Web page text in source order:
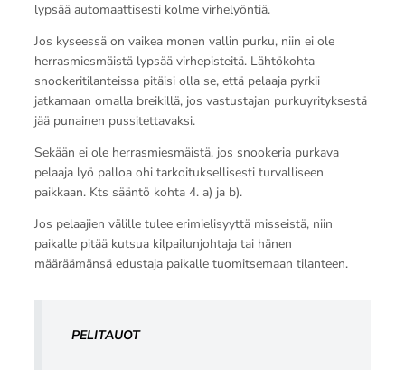
lypsää automaattisesti kolme virhelyöntiä.
Jos kyseessä on vaikea monen vallin purku, niin ei ole
herrasmiesmäistä lypsää virhepisteitä. Lähtökohta
snookeritilanteissa pitäisi olla se, että pelaaja pyrkii
jatkamaan omalla breikillä, jos vastustajan purkuyrityksestä
jää punainen pussitettavaksi.
Sekään ei ole herrasmiesmäistä, jos snookeria purkava
pelaaja lyö palloa ohi tarkoituksellisesti turvalliseen
paikkaan. Kts sääntö kohta 4. a) ja b).
Jos pelaajien välille tulee erimielisyyttä misseistä, niin
paikalle pitää kutsua kilpailunjohtaja tai hänen
määräämänsä edustaja paikalle tuomitsemaan tilanteen.
PELITAUOT